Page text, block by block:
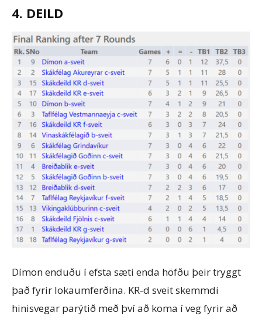
4. DEILD
Dímon enduðu í efsta sæti enda höfðu þeir tryggt
það fyrir lokaumferðina. KR-d sveit skemmdi
hinisvegar parýtið með því að koma í veg fyrir að